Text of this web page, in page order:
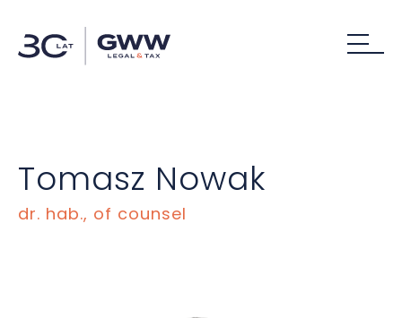
Tomasz Nowak
dr. hab., of counsel